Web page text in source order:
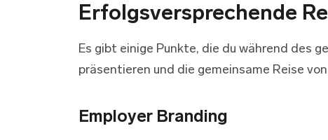
Erfolgsversprechende
Es gibt einige Punkte, die du während des
präsentieren und die gemeinsame Reise
Employer Branding